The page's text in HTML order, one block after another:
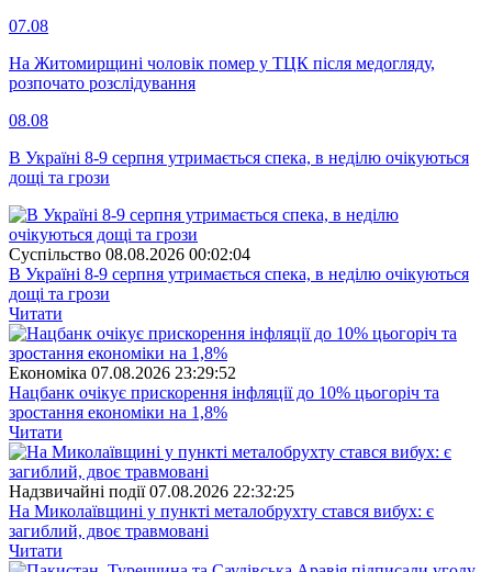
07.08
На Житомирщині чоловік помер у ТЦК після медогляду,
розпочато розслідування
08.08
В Україні 8-9 серпня утримається спека, в неділю очікуються
дощі та грози
Суспiльство 08.08.2026 00:02:04
В Україні 8-9 серпня утримається спека, в неділю очікуються
дощі та грози
Читати
Економіка 07.08.2026 23:29:52
Нацбанк очікує прискорення інфляції до 10% цьогоріч та
зростання економіки на 1,8%
Читати
Надзвичайні події 07.08.2026 22:32:25
На Миколаївщині у пункті металобрухту стався вибух: є
загиблий, двоє травмовані
Читати